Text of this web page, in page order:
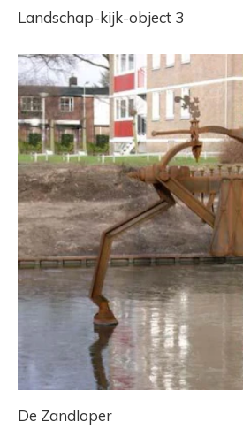
Landschap-kijk-object 3
De Zandloper